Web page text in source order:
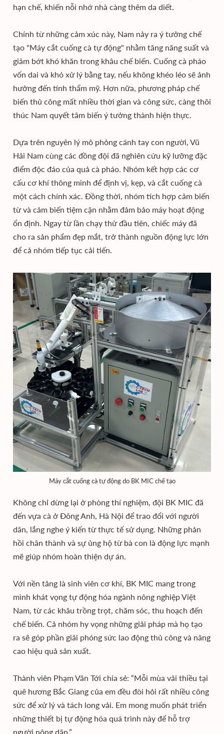
hạn chế, khiến nỗi nhớ nhà càng thêm da diết.
Chính từ những cảm xúc này, Nam nảy ra ý tưởng chế
tạo "Máy cắt cuống cà tự động" nhằm tăng năng suất và
giảm bớt khó khăn trong khâu chế biến. Cuống cà pháo
vốn dai và khó xử lý bằng tay, nếu không khéo léo sẽ ảnh
hưởng đến tính thẩm mỹ. Hơn nữa, phương pháp chế
biến thủ công mất nhiều thời gian và công sức, càng thôi
thúc Nam quyết tâm biến ý tưởng thành hiện thực.
Dựa trên nguyên lý mô phỏng cánh tay con người, Vũ
Hải Nam cùng các đồng đội đã nghiên cứu kỹ lưỡng đặc
điểm độc đáo của quả cà pháo. Nhóm kết hợp các cơ
cấu cơ khí thông minh để định vị, kẹp, và cắt cuống cà
một cách chính xác. Đồng thời, nhóm tích hợp cảm biến
từ và cảm biến tiệm cận nhằm đảm bảo máy hoạt động
ổn định. Ngay từ lần chạy thử đầu tiên, chiếc máy đã
cho ra sản phẩm đẹp mắt, trở thành nguồn động lực lớn
để cả nhóm tiếp tục cải tiến.
Máy cắt cuống cà tự động do BK MIC chế tạo
Không chỉ dừng lại ở phòng thí nghiệm, đội BK MIC đã
đến vựa cà ở Đông Anh, Hà Nội để trao đổi với người
dân, lắng nghe ý kiến từ thực tế sử dụng. Những phản
hồi chân thành và sự ủng hộ từ bà con là động lực mạnh
mẽ giúp nhóm hoàn thiện dự án.
Với nền tảng là sinh viên cơ khí, BK MIC mang trong
mình khát vọng tự động hóa ngành nông nghiệp Việt
Nam, từ các khâu trồng trọt, chăm sóc, thu hoạch đến
chế biến. Cả nhóm hy vọng những giải pháp mà họ tạo
ra sẽ góp phần giải phóng sức lao động thủ công và nâng
cao hiệu quả sản xuất.
Thành viên Phạm Văn Tới chia sẻ: “Mỗi mùa vải thiều tại
quê hương Bắc Giang của em đều đòi hỏi rất nhiều công
sức để xử lý và tách long vải. Em mong muốn phát triển
những thiết bị tự động hóa quá trình này để hỗ trợ
người nông dân.”